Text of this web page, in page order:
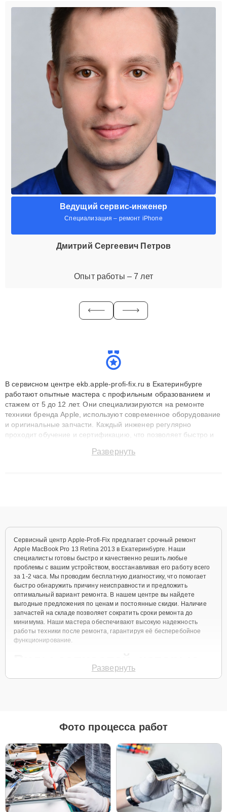
Ведущий сервис-инженер
Специализация – ремонт iPhone
Дмитрий Сергеевич Петров
Опыт работы – 7 лет
В сервисном центре ekb.apple-profi-fix.ru в Екатеринбурге
работают опытные мастера с профильным образованием и
стажем от 5 до 12 лет. Они специализируются на ремонте
техники бренда Apple, используют современное оборудование
и оригинальные запчасти. Каждый инженер регулярно
проходит обучение и сертификацию, что позволяет быстро и
сохранением гарантии до 3 лет. Наши мастера решают
Развернуть
Сервисный центр Apple-Profi-Fix предлагает срочный ремонт
Apple MacBook Pro 13 Retina 2013 в Екатеринбурге. Наши
специалисты готовы быстро и качественно решить любые
проблемы с вашим устройством, восстанавливая его работу всего
за 1-2 часа. Мы проводим бесплатную диагностику, что помогает
быстро обнаружить причину неисправности и предложить
оптимальный вариант ремонта. В нашем центре вы найдете
выгодные предложения по ценам и постоянные скидки. Наличие
запчастей на складе позволяет сократить сроки ремонта до
минимума. Наши мастера обеспечивают высокую надежность
работы техники после ремонта, гарантируя её бесперебойное
функционирование.
мы используем
соответствует его бюджету и предпочтениям.
Если ваше устройство планируется использовать
длительное время, оригинальные запчасти — это
лучший выбор для обеспечения максимальной
совместимости и надежности.
Если планируется обновление устройства в
Развернуть
Фото процесса работ